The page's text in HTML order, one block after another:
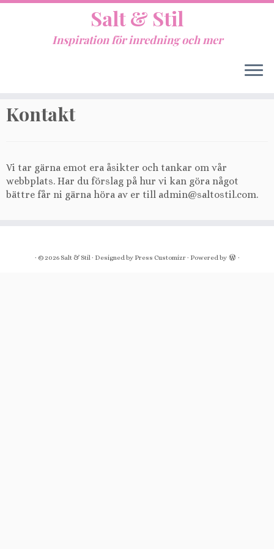
Salt & Stil
Inspiration för inredning och mer
Kontakt
Vi tar gärna emot era åsikter och tankar om vår
webbplats. Har du förslag på hur vi kan göra något
bättre får ni gärna höra av er till admin@saltostil.com.
· © 2026 Salt & Stil· Designed by Press Customizr· Powered by ·